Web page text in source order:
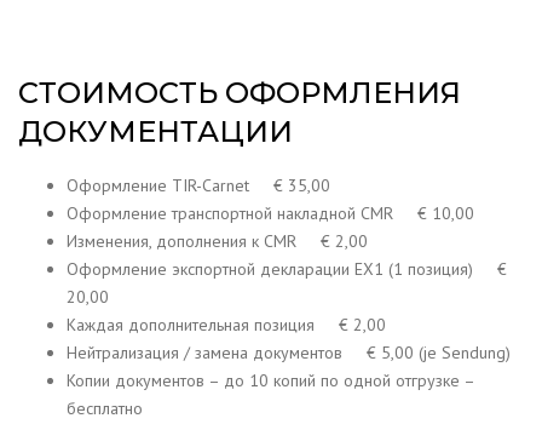
СТОИМОСТЬ ОФОРМЛЕНИЯ
ДОКУМЕНТАЦИИ
Оформление TIR-Carnet € 35,00
Оформление транспортной накладной CMR € 10,00
Изменения, дополнения к CMR € 2,00
Оформление экспортной декларации ЕХ1 (1 позиция) €
20,00
Каждая дополнительная позиция € 2,00
Нейтрализация / замена документов € 5,00 (je Sendung)
Копии документов – до 10 копий по одной отгрузке –
бесплатно